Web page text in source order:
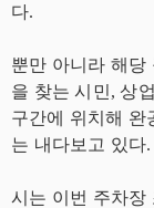
다.
뿐만 아니라 해당
을 찾는 시민, 상
구간에 위치해 완
는 내다보고 있다.
시는 이번 주차장